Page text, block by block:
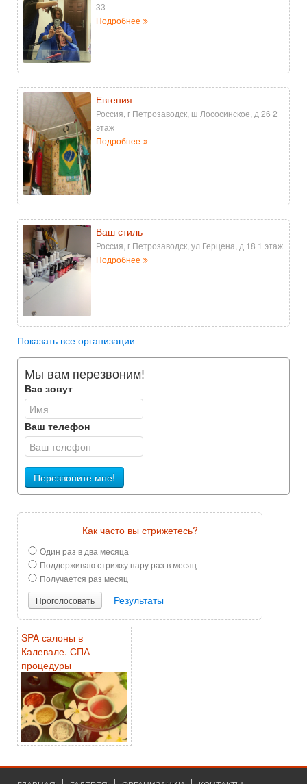
33
Подробнее
Евгения
Россия, г Петрозаводск, ш Лососинское, д 26 2
этаж
Подробнее
Ваш стиль
Россия, г Петрозаводск, ул Герцена, д 18 1 этаж
Подробнее
Показать все организации
Мы вам перезвоним!
Вас зовут
Ваш телефон
Перезвоните мне!
Как часто вы стрижетесь?
Один раз в два месяца
Поддерживаю стрижку пару раз в месяц
Получается раз месяц
Проголосовать
Результаты
SPA салоны в
Калевале. СПА
процедуры